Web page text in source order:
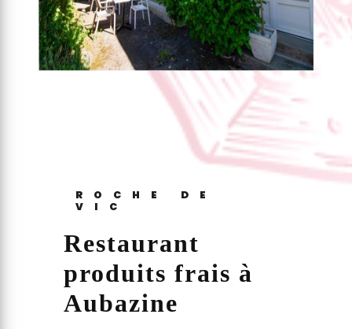
ROCHE DE
VIC
Restaurant
produits frais à
Aubazine